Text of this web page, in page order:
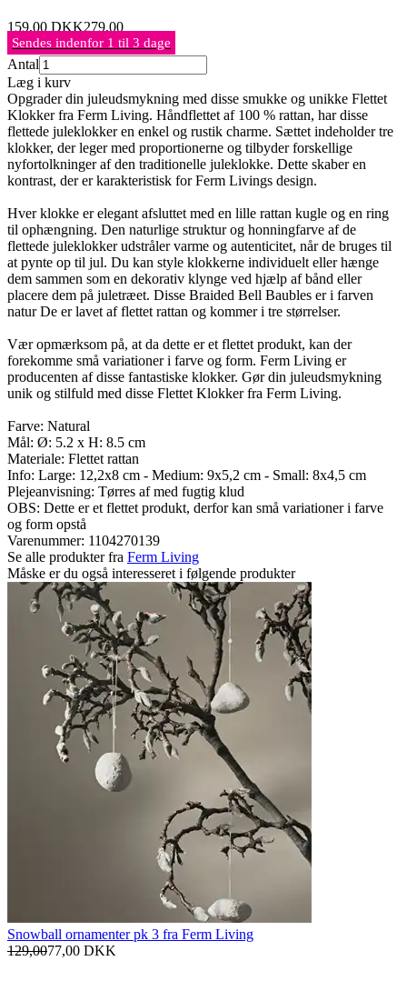
159,00 DKK279,00
Sendes indenfor 1 til 3 dage
Antal
Læg i kurv
Opgrader din juleudsmykning med disse smukke og unikke Flettet
Klokker fra Ferm Living. Håndflettet af 100 % rattan, har disse
flettede juleklokker en enkel og rustik charme. Sættet indeholder tre
klokker, der leger med proportionerne og tilbyder forskellige
nyfortolkninger af den traditionelle juleklokke. Dette skaber en
kontrast, der er karakteristisk for Ferm Livings design.
Hver klokke er elegant afsluttet med en lille rattan kugle og en ring
til ophængning. Den naturlige struktur og honningfarve af de
flettede juleklokker udstråler varme og autenticitet, når de bruges til
at pynte op til jul. Du kan style klokkerne individuelt eller hænge
dem sammen som en dekorativ klynge ved hjælp af bånd eller
placere dem på juletræet. Disse Braided Bell Baubles er i farven
natur De er lavet af flettet rattan og kommer i tre størrelser.
Vær opmærksom på, at da dette er et flettet produkt, kan der
forekomme små variationer i farve og form. Ferm Living er
producenten af disse fantastiske klokker. Gør din juleudsmykning
unik og stilfuld med disse Flettet Klokker fra Ferm Living.
Farve: Natural
Mål: Ø: 5.2 x H: 8.5 cm
Materiale: Flettet rattan
Info: Large: 12,2x8 cm - Medium: 9x5,2 cm - Small: 8x4,5 cm
Plejeanvisning: Tørres af med fugtig klud
OBS: Dette er et flettet produkt, derfor kan små variationer i farve
og form opstå
Varenummer: 1104270139
Se alle produkter fra Ferm Living
Måske er du også interesseret i følgende produkter
Snowball ornamenter pk 3 fra Ferm Living
129,0077,00 DKK